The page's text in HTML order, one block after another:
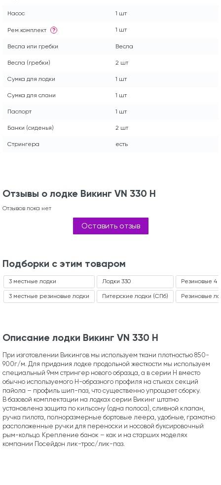
Насос 1 шт
Рем.комплект ? 1 шт
Весла или гребки Весла
Весла (гребки) 2 шт
Сумка для лодки 1 шт
Сумка для слани 1 шт
Паспорт 1 шт
Банки (сиденья) 2 шт
Стрингера есть
Отзывы о лодке Викинг VN 330 H
Отзывов пока нет
Оставить отзыв
Подборки с этим товаром
3 местные лодки
3 местные резиновые лодки
Лодки 330
Питерские лодки (СПб)
Резиновые 4
Резиновые
Описание лодки Викинг VN 330 H
При изготовлении Викингов мы используем ткани плотностью 850-
900г/м. Для придания лодке продольной жесткости мы используем
специальный 9мм стрингер нового образца, а в серии H вместо
обычно используемого Н-образного профиля на стыках секций
пайола – профиль шип-паз, что существенно упрощает сборку.
В базовой комплектации на лодках серии Викинг штатно
установлена защита по кильсону (одна полоса), сливной клапан,
ручка пилота, полноразмерные бортовые леера, удобные, грамотно
расположенные ручки для переноски и носовой буксировочный
рым-кольцо. Крепление банок – как и на старших моделях
компании Посейдон лик-трос/лик-паз.